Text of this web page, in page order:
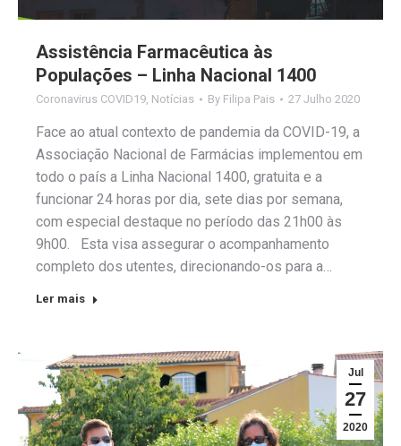
Assistência Farmacêutica às
Populações – Linha Nacional 1400
Coronavirus COVID19 Notícias By Filipa Pais 27 Julho 2020
Face ao atual contexto de pandemia da COVID-19, a
Associação Nacional de Farmácias implementou em
todo o país a Linha Nacional 1400, gratuita e a
funcionar 24 horas por dia, sete dias por semana,
com especial destaque no período das 21h00 às
9h00. Esta visa assegurar o acompanhamento
completo dos utentes, direcionando-os para a…
Ler mais
Jul
27
2020